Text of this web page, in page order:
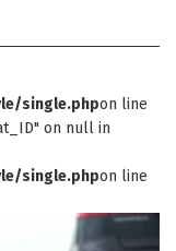
single.phpon line
on null in
single.phpon line